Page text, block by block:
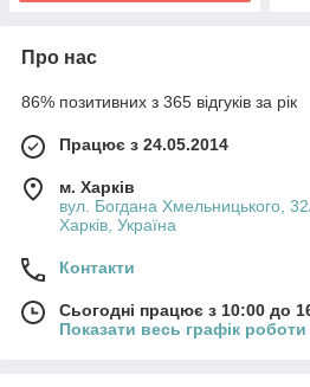
Про нас
86% позитивних з 365 відгуків за рік
Працює з 24.05.2014
м. Харків
вул. Богдана Хмельницького,
Харків, Україна
Контакти
Сьогодні працює з 10:00 до
Показати весь графік роботи